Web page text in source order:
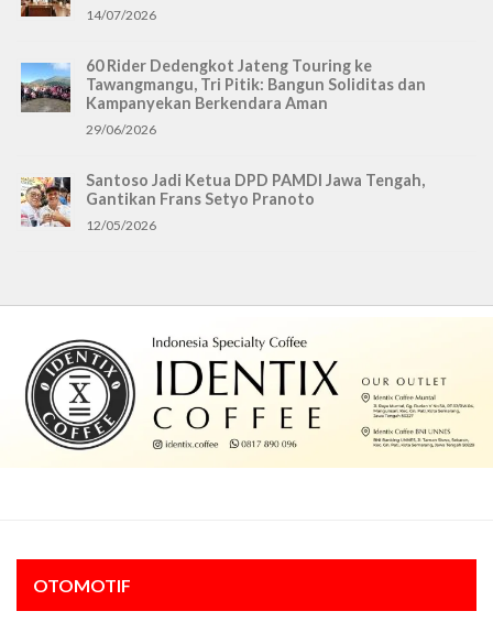
14/07/2026
60 Rider Dedengkot Jateng Touring ke
Tawangmangu, Tri Pitik: Bangun Soliditas dan
Kampanyekan Berkendara Aman
29/06/2026
Santoso Jadi Ketua DPD PAMDI Jawa Tengah,
Gantikan Frans Setyo Pranoto
12/05/2026
OTOMOTIF